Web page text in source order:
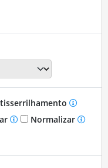
Normalizar